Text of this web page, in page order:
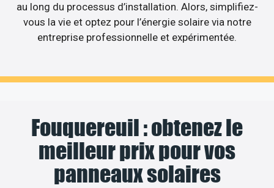
au long du processus d’installation. Alors, simplifiez-
vous la vie et optez pour l’énergie solaire via notre
entreprise professionnelle et expérimentée.
Fouquereuil : obtenez le
meilleur prix pour vos
panneaux solaires